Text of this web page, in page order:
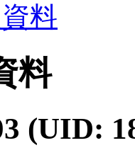
料
料
(UID: